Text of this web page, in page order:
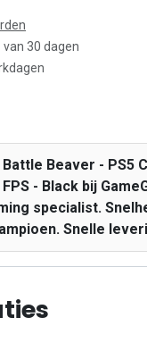
30 dagen
Beaver - PS5
- Black bij
specialist.
Snelle